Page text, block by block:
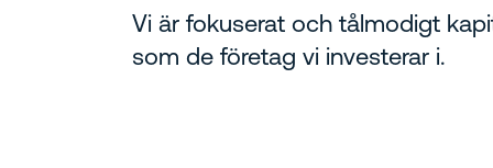
Vi är fokuserat och tålmodigt
som de företag vi investerar i.